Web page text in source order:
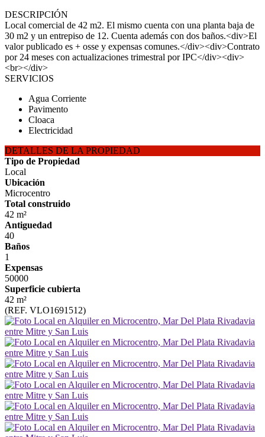
DESCRIPCIÓN
Local comercial de 42 m2. El mismo cuenta con una planta baja de
30 m2 y un entrepiso de 12. Cuenta además con dos baños.<div>El
valor publicado es + osse y expensas comunes.</div><div>Contrato
por 24 meses con actualizaciones trimestral por IPC</div><div>
<br></div>
SERVICIOS
Agua Corriente
Pavimento
Cloaca
Electricidad
DETALLES DE LA PROPIEDAD
Tipo de Propiedad
Local
Ubicación
Microcentro
Total construido
42 m²
Antiguedad
40
Baños
1
Expensas
50000
Superficie cubierta
42 m²
(REF. VLO1691512)